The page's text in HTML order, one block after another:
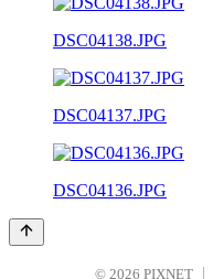
DSC04138.JPG
DSC04137.JPG
DSC04136.JPG
© 2026 PIXNET